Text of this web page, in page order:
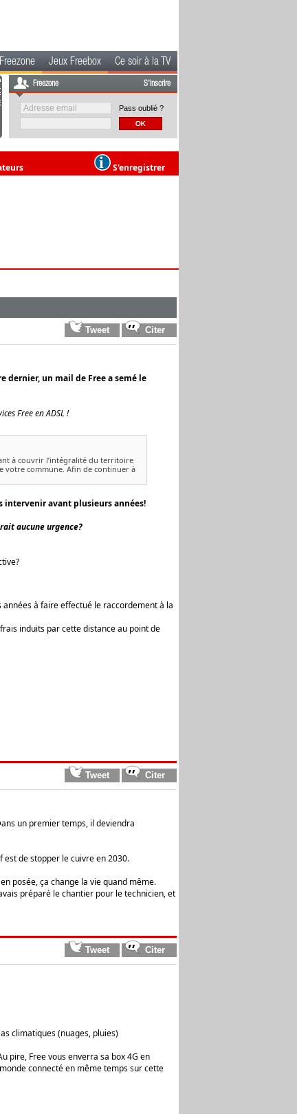
Freezone Jeux Freebox Ce soir à la TV
Freezone S'inscrire
Pass oublié ?
S'enregistrer
dernier, un mail de Free a semé le
Free en ADSL !
à couvrir l’intégralité du territoire
votre commune. Afin de continuer à
intervenir avant plusieurs années!
aucune urgence?
à faire effectué le raccordement à la
induits par cette distance au point de
un premier temps, il deviendra
de stopper le cuivre en 2030.
posée, ça change la vie quand même.
préparé le chantier pour le technicien, et
climatiques (nuages, pluies)
pire, Free vous enverra sa box 4G en
connecté en même temps sur cette